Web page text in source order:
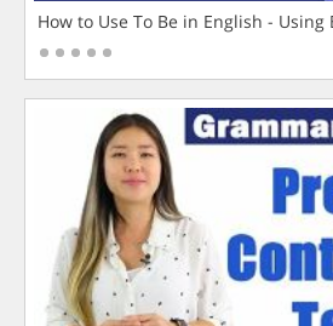
How to Use To Be in English -